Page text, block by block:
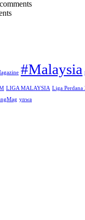
#Malaysia
LIGA MALAYSIA Liga Perdana
ynwa